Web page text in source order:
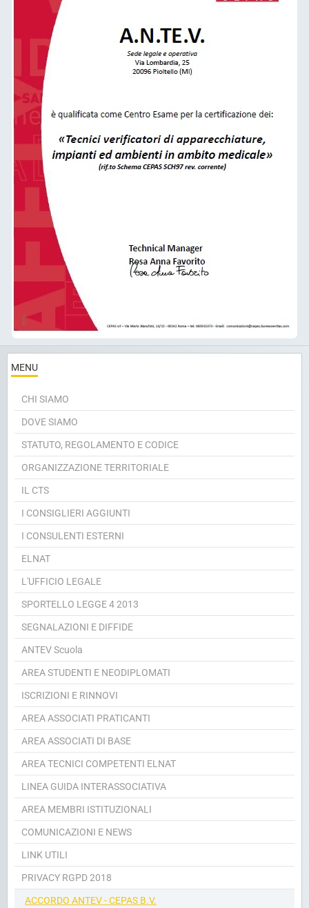
MENU
CHI SIAMO
DOVE SIAMO
STATUTO, REGOLAMENTO E CODICE
ORGANIZZAZIONE TERRITORIALE
IL CTS
I CONSIGLIERI AGGIUNTI
I CONSULENTI ESTERNI
ELNAT
L'UFFICIO LEGALE
SPORTELLO LEGGE 4 2013
SEGNALAZIONI E DIFFIDE
ANTEV Scuola
AREA STUDENTI E NEODIPLOMATI
ISCRIZIONI E RINNOVI
AREA ASSOCIATI PRATICANTI
AREA ASSOCIATI DI BASE
AREA TECNICI COMPETENTI ELNAT
LINEA GUIDA INTERASSOCIATIVA
AREA MEMBRI ISTITUZIONALI
COMUNICAZIONI E NEWS
LINK UTILI
PRIVACY RGPD 2018
ACCORDO ANTEV - CEPAS B.V.